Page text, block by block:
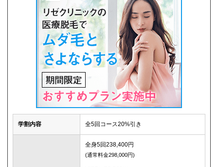
学割内容 全5回コース20%引き
全身5回238,400円
(通常料金298,000円)